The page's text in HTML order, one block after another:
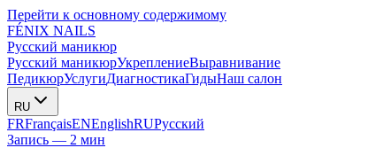
Перейти к основному содержимому
FÉNIX NAILS
Русский маникюр
Русский маникюрУкреплениеВыравнивание
ПедикюрУслугиДиагностикаГидыНаш салон
RU
FRFrançaisENEnglishRUРусский
Запись — 2 мин